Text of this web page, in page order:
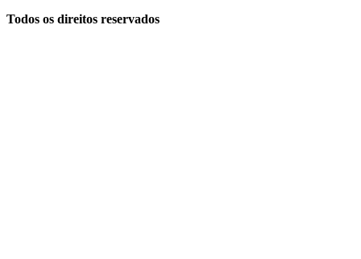
Todos os direitos reservados